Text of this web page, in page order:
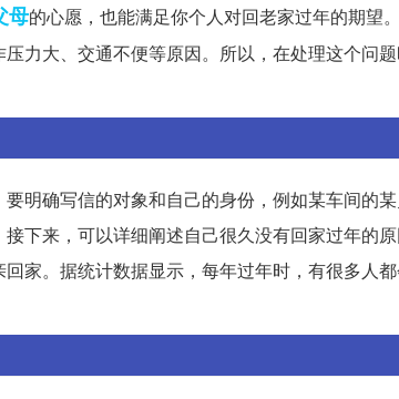
母的心愿，也能满足你个人对回老家过年的期望
力大、交通不便等原因。所以，在处理这个问
明确写信的对象和自己的身份，例如某车间的某
下来，可以详细阐述自己很久没有回家过年的
家。据统计数据显示，每年过年时，有很多人